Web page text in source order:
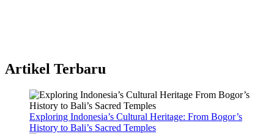
Artikel Terbaru
Exploring Indonesia’s Cultural Heritage: From Bogor’s
History to Bali’s Sacred Temples